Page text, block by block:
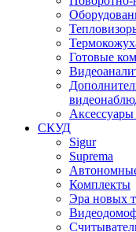
Готовые
СКУД
Sigur
Suprema
Комплекты
Эра новых